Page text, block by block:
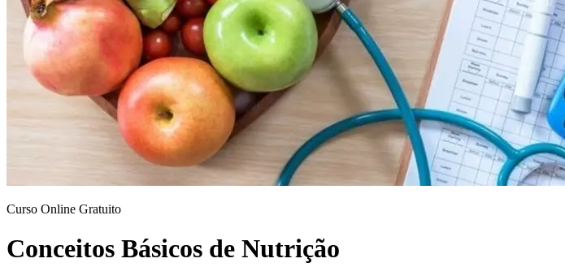
Curso Online Gratuito
Conceitos Básicos de Nutrição